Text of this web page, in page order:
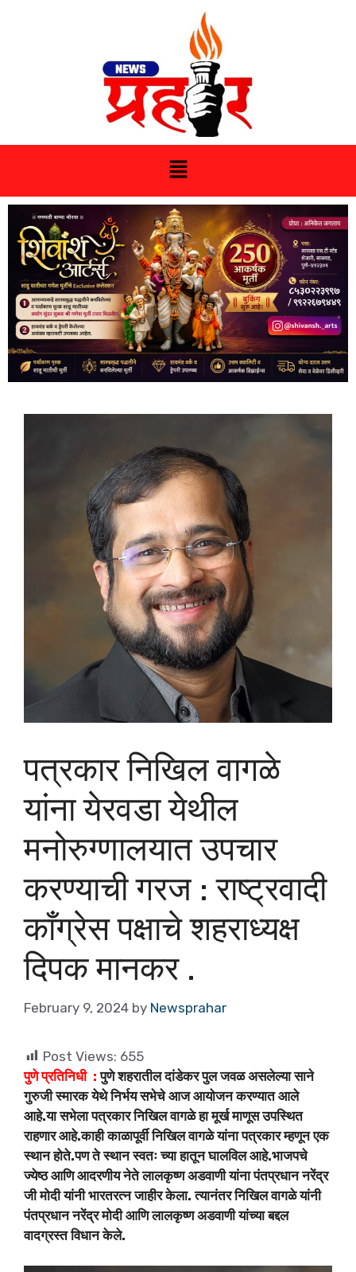
पत्रकार निखिल वागळे
यांना येरवडा येथील
मनोरुग्णालयात उपचार
करण्याची गरज : राष्ट्रवादी
काँग्रेस पक्षाचे शहराध्यक्ष
दिपक मानकर .
February 9, 2024 by Newsprahar
Post Views: 655
पुणे प्रतिनिधी : पुणे शहरातील दांडेकर पुल जवळ असलेल्या साने
गुरुजी स्मारक येथे निर्भय सभेचे आज आयोजन करण्यात आले
आहे.या सभेला पत्रकार निखिल वागळे हा मूर्ख माणूस उपस्थित
राहणार आहे.काही काळापूर्वी निखिल वागळे यांना पत्रकार म्हणून एक
स्थान होते.पण ते स्थान स्वतः च्या हातून घालविल आहे.भाजपचे
ज्येष्ठ आणि आदरणीय नेते लालकृष्ण अडवाणी यांना पंतप्रधान नरेंद्र
जी मोदी यांनी भारतरत्न जाहीर केला. त्यानंतर निखिल वागळे यांनी
पंतप्रधान नरेंद्र मोदी आणि लालकृष्ण अडवाणी यांच्या बद्दल
वादग्रस्त विधान केले.